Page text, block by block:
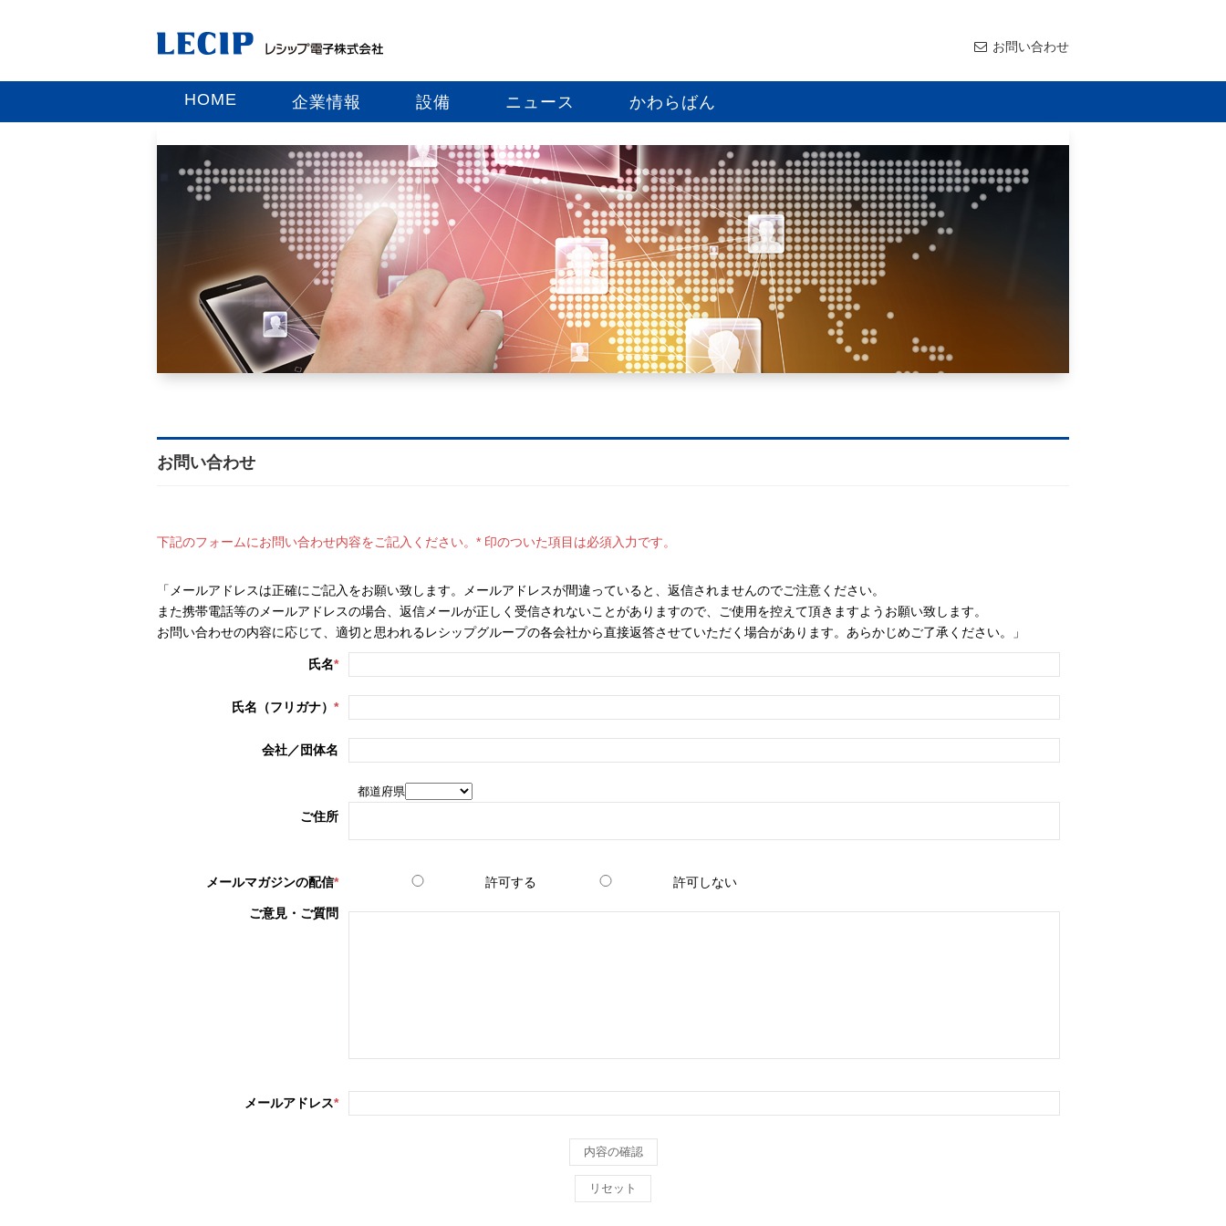
お問い合わせ
HOME 企業情報 設備 ニュース かわらばん
お問い合わせ
下記のフォームにお問い合わせ内容をご記入ください。* 印のついた項目は必須入力です。
「メールアドレスは正確にご記入をお願い致します。メールアドレスが間違っていると、返信されませんのでご注意ください。
また携帯電話等のメールアドレスの場合、返信メールが正しく受信されないことがありますので、ご使用を控えて頂きますようお願い致します。
お問い合わせの内容に応じて、適切と思われるレシップグループの各会社から直接返答させていただく場合があります。あらかじめご了承ください。」
氏名*
氏名（フリガナ） *
会社／団体名
ご住所
都道府県
メールマガジンの配信* 許可する 許可しない
ご意見・ご質問
メールアドレス*